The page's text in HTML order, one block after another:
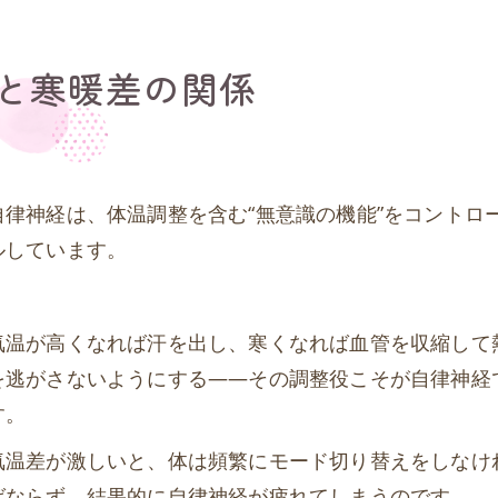
寒暖差の関係
律神経は、体温調整を含む“無意識の機能”をコントロ
ています。
温が高くなれば汗を出し、寒くなれば血管を収縮して
逃がさないようにする——その調整役こそが自律神経
温差が激しいと、体は頻繁にモード切り替えをしなけ